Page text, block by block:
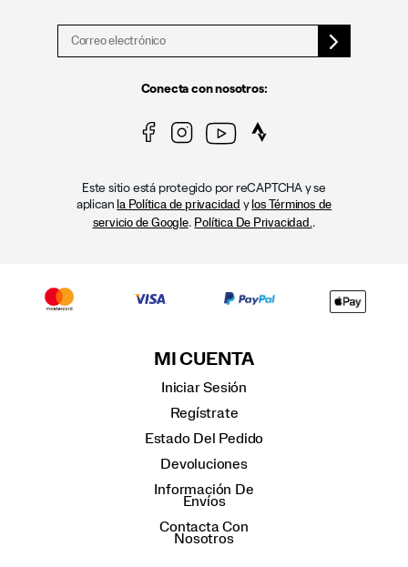
Conecta con nosotros:
Este sitio está protegido por reCAPTCHA y se
aplican la Política de privacidad y los Términos de
servicio de Google. Política De Privacidad..
MI CUENTA
Iniciar Sesión
Regístrate
Estado Del Pedido
Devoluciones
Información De
Envíos
Contacta Con
Nosotros